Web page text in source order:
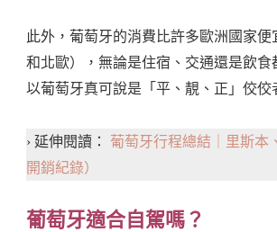
此外，葡萄牙的消費比許多歐洲國家便
和北歐），無論是住宿、交通還是飲食
以葡萄牙真可說是「平、靚、正」佼佼
› 延伸閱讀：
葡萄牙行程總結｜里斯本
開銷紀錄）
葡萄牙適合自駕嗎？